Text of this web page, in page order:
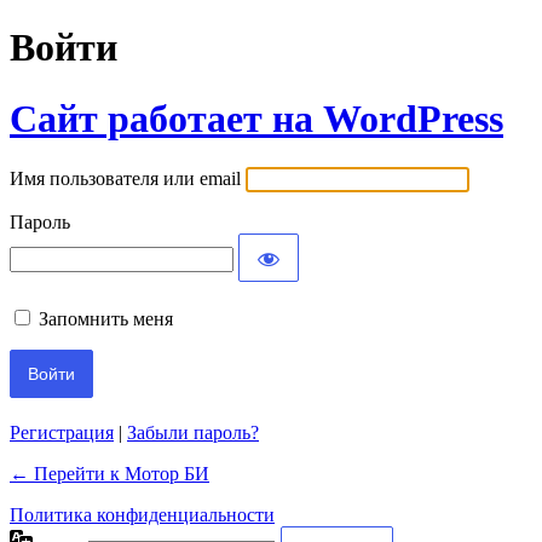
Войти
Сайт работает на WordPress
Имя пользователя или email
Пароль
Запомнить меня
Регистрация | Забыли пароль?
← Перейти к Мотор БИ
Политика конфиденциальности